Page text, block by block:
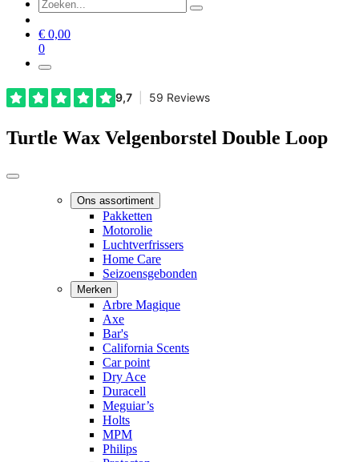
€ 0,00
0
Turtle Wax Velgenborstel Double Loop
Ons assortiment
Pakketten
Motorolie
Luchtverfrissers
Home Care
Seizoensgebonden
Merken
Arbre Magique
Axe
Bar's
California Scents
Car point
Dry Ace
Duracell
Meguiar’s
Holts
MPM
Philips